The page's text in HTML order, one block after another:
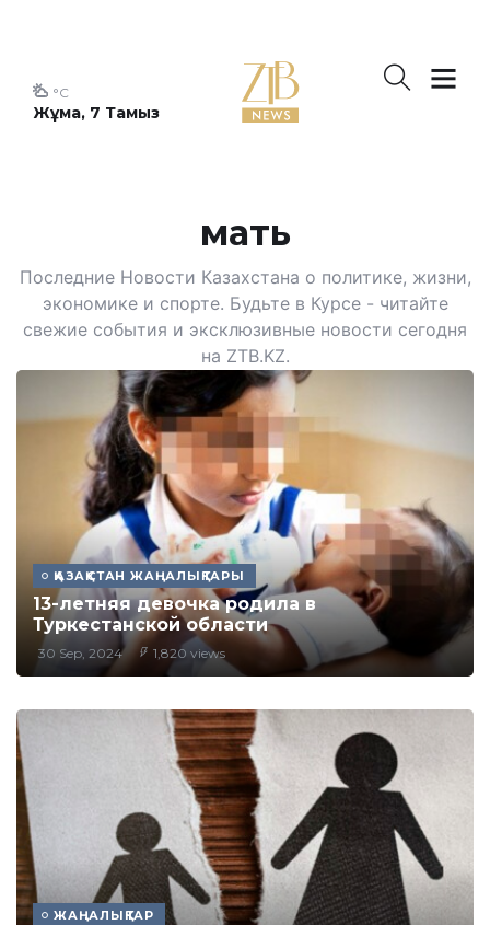
Жұма, 7 Тамыз
°C
мать
Последние Новости Казахстана о политике, жизни,
экономике и спорте. Будьте в Курсе - читайте
свежие события и эксклюзивные новости сегодня
на ZTB.KZ.
ҚАЗАҚСТАН ЖАҢАЛЫҚТАРЫ
13-летняя девочка родила в
Туркестанской области
30 Sep, 2024 1,820 views
ЖАҢАЛЫҚТАР